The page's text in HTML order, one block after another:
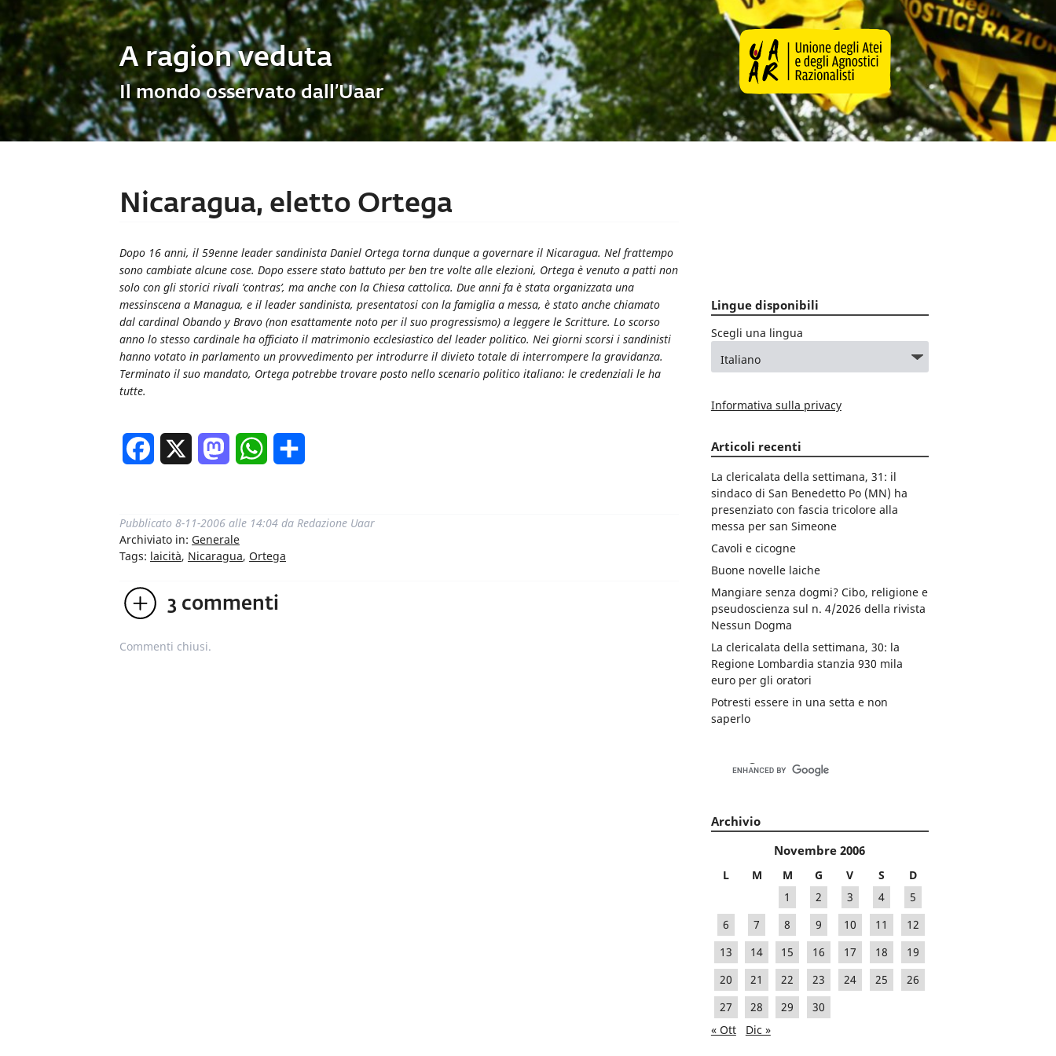
A ragion veduta
Il mondo osservato dall’Uaar
Nicaragua, eletto Ortega
Dopo 16 anni, il 59enne leader sandinista Daniel Ortega torna dunque a governare il Nicaragua. Nel frattempo
sono cambiate alcune cose. Dopo essere stato battuto per ben tre volte alle elezioni, Ortega è venuto a patti non
solo con gli storici rivali ‘contras’, ma anche con la Chiesa cattolica. Due anni fa è stata organizzata una
messinscena a Managua, e il leader sandinista, presentatosi con la famiglia a messa, è stato anche chiamato
dal cardinal Obando y Bravo (non esattamente noto per il suo progressismo) a leggere le Scritture. Lo scorso
anno lo stesso cardinale ha officiato il matrimonio ecclesiastico del leader politico. Nei giorni scorsi i sandinisti
hanno votato in parlamento un provvedimento per introdurre il divieto totale di interrompere la gravidanza.
Terminato il suo mandato, Ortega potrebbe trovare posto nello scenario politico italiano: le credenziali le ha
tutte.
Facebook MastodonWhatsApp
Pubblicato 8-11-2006 alle 14:04 da Redazione Uaar
Archiviato in: Generale
Tags: laicità, Nicaragua, Ortega
3 commenti
Commenti chiusi.
Lingue disponibili
Scegli una lingua
Informativa sulla privacy
Articoli recenti
La clericalata della settimana, 31: il
sindaco di San Benedetto Po (MN) ha
presenziato con fascia tricolore alla
messa per san Simeone
Cavoli e cicogne
Buone novelle laiche
Mangiare senza dogmi? Cibo, religione e
pseudoscienza sul n. 4/2026 della rivista
Nessun Dogma
La clericalata della settimana, 30: la
Regione Lombardia stanzia 930 mila
euro per gli oratori
Potresti essere in una setta e non
saperlo
Archivio
Novembre 2006
L M M G V S
D
1
2 3 4
5
6
7 8 9 10 11
12
13
14 15 16 17 18
19
20
21 22 23 24 25
26
27
28 29
30
« Ott
Dic »